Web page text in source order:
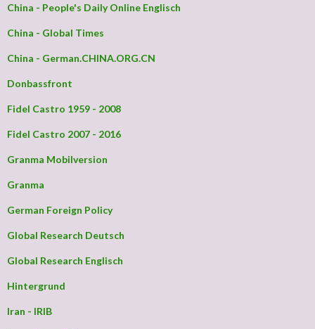
China - People's Daily Online Englisch
China - Global Times
China - German.CHINA.ORG.CN
Donbassfront
Fidel Castro 1959 - 2008
Fidel Castro 2007 - 2016
Granma Mobilversion
Granma
German Foreign Policy
Global Research Deutsch
Global Research Englisch
Hintergrund
Iran - IRIB